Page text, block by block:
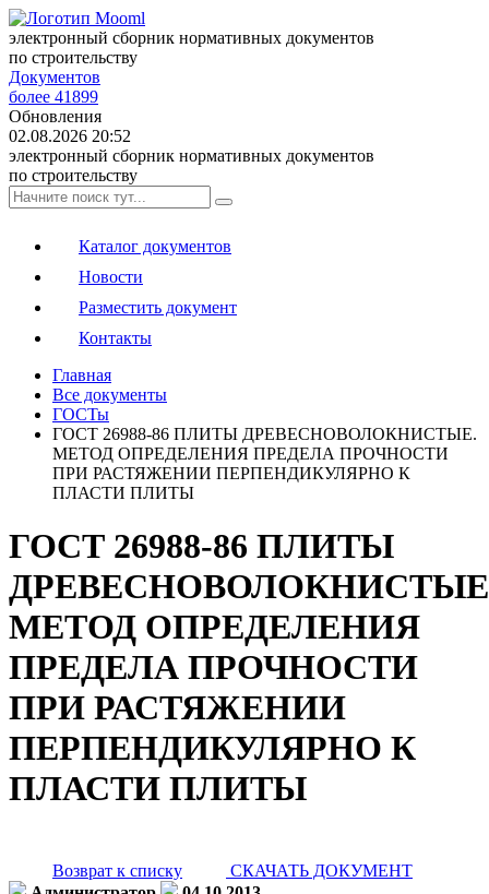
электронный сборник нормативных документов
по строительству
Документов
более 41899
Обновления
02.08.2026 20:52
электронный сборник нормативных документов
по строительству
Каталог документов
Новости
Разместить документ
Контакты
Главная
Все документы
ГОСТы
ГОСТ 26988-86 ПЛИТЫ ДРЕВЕСНОВОЛОКНИСТЫЕ.
МЕТОД ОПРЕДЕЛЕНИЯ ПРЕДЕЛА ПРОЧНОСТИ
ПРИ РАСТЯЖЕНИИ ПЕРПЕНДИКУЛЯРНО К
ПЛАСТИ ПЛИТЫ
ГОСТ 26988-86 ПЛИТЫ
МЕТОД ОПРЕДЕЛЕНИЯ
ПРЕДЕЛА ПРОЧНОСТИ
ПРИ РАСТЯЖЕНИИ
ПЕРПЕНДИКУЛЯРНО К
ПЛАСТИ ПЛИТЫ
Возврат к списку
СКАЧАТЬ ДОКУМЕНТ